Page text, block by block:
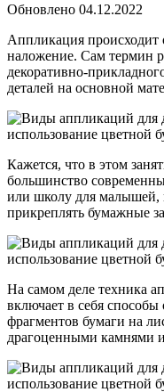
Обновлено 04.12.2022
Аппликация происходит
наложение. Сам термин
декоративно-
деталей на основной
Кажется, что в этом
большинство
или школу для малышей,
прикреплять бумажные
На самом деле техника
включает в себя
фрагментов бумаги на
драгоценными камнями